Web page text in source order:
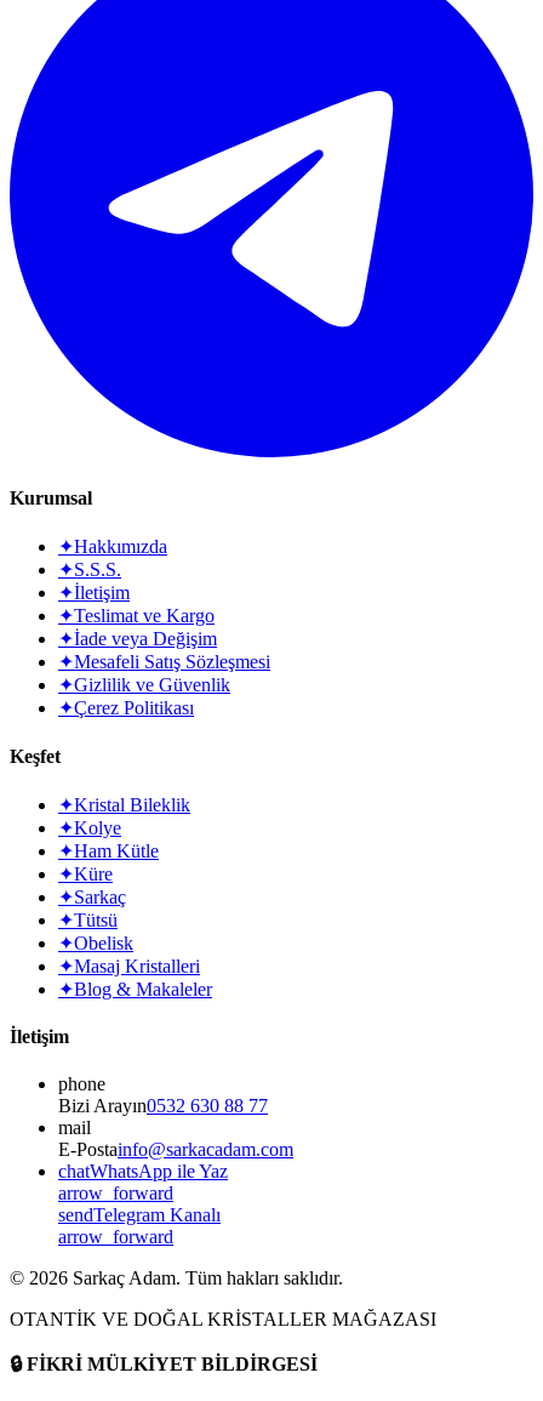
Kurumsal
✦Hakkımızda
✦S.S.S.
✦İletişim
✦Teslimat ve Kargo
✦İade veya Değişim
✦Mesafeli Satış Sözleşmesi
✦Gizlilik ve Güvenlik
✦Çerez Politikası
Keşfet
✦Kristal Bileklik
✦Kolye
✦Ham Kütle
✦Küre
✦Sarkaç
✦Tütsü
✦Obelisk
✦Masaj Kristalleri
✦Blog & Makaleler
İletişim
phone
Bizi Arayın0532 630 88 77
mail
E-Postainfo@sarkacadam.com
chatWhatsApp ile Yaz
arrow_forward
sendTelegram Kanalı
arrow_forward
© 2026 Sarkaç Adam. Tüm hakları saklıdır.
OTANTİK VE DOĞAL KRİSTALLER MAĞAZASI
🔒FİKRİ MÜLKİYET BİLDİRGESİ